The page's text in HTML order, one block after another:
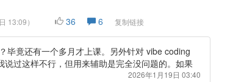
13:09） 36 6 复制链接
毕竟还有一个多月才上课。另外针对 vibe coding
过这样不行，但用来辅助是完全没问题的。如果
2026年1月19日 03:40